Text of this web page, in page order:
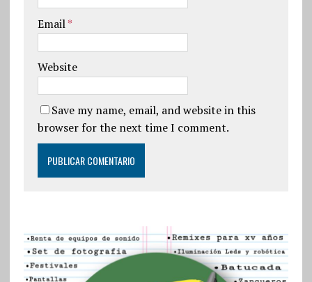
Email*
Website
Save my name, email, and website in this
browser for the next time I comment.